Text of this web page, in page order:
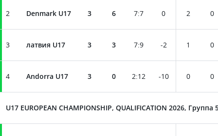
2 Denmark U17 3 6 7:7 0 2 0
3 латвия U17 3 3 7:9 -2 1 0
4 Andorra U17 3 0 2:12 -10 0 0
U17 EUROPEAN CHAMPIONSHIP, QUALIFICATION 2026, Группа